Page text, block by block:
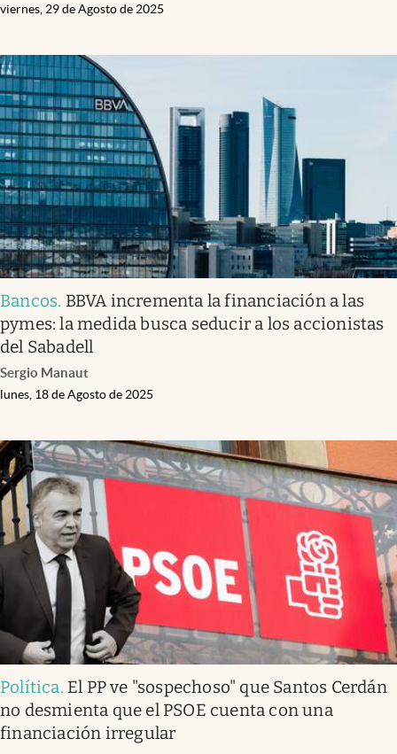
viernes, 29 de Agosto de 2025
Bancos. BBVA incrementa la financiación a las
pymes: la medida busca seducir a los accionistas
del Sabadell
Sergio Manaut
lunes, 18 de Agosto de 2025
Política. El PP ve "sospechoso" que Santos Cerdán
no desmienta que el PSOE cuenta con una
financiación irregular